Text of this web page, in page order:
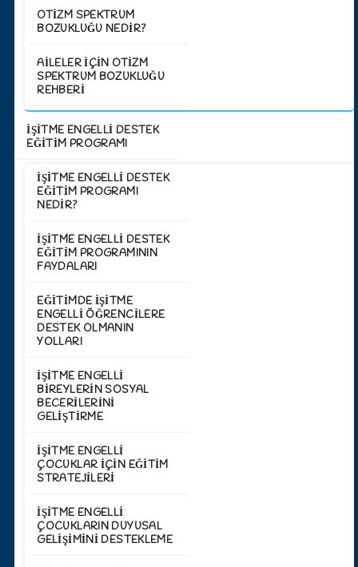
OTIZM SPEKTRUM
BOZUKLUĞU NEDIR?
AILELER İÇIN OTIZM
SPEKTRUM BOZUKLUĞU
REHBERI
İŞİTME ENGELLİ DESTEK
EĞİTİM PROGRAMI
İŞITME ENGELLI DESTEK
EĞITIM PROGRAMI
NEDIR?
İŞITME ENGELLI DESTEK
EĞITIM PROGRAMININ
FAYDALARI
EĞITIMDE İŞITME
ENGELLI ÖĞRENCILERE
DESTEK OLMANIN
YOLLARI
İŞITME ENGELLI
BIREYLERIN SOSYAL
BECERILERINI
GELIŞTIRME
İŞITME ENGELLI
ÇOCUKLAR İÇIN EĞITIM
STRATEJILERI
İŞITME ENGELLI
ÇOCUKLARIN DUYUSAL
GELIŞIMINI DESTEKLEME